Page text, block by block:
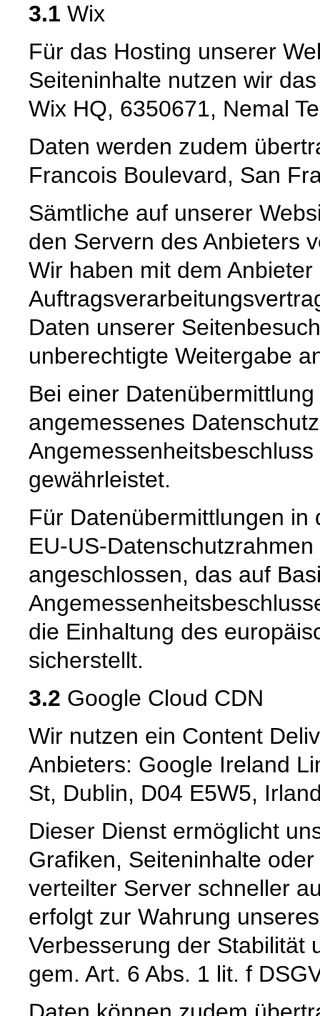
3.1 Wix
Für das Hosting unserer
Seiteninhalte nutzen wir
Wix HQ, 6350671, Nemal
Daten werden zudem
Francois Boulevard, San
Sämtliche auf unserer
den Servern des Anbieters
Wir haben mit dem Anbieter
Daten unserer
unberechtigte Weitergabe
Bei einer
angemessenes
gewährleistet.
Für Datenübermittlungen in
EU-US-
angeschlossen, das auf
die Einhaltung des
sicherstellt.
3.2 Google Cloud CDN
Wir nutzen ein Content
Anbieters: Google Ireland
St, Dublin, D04 E5W5,
Dieser Dienst ermöglicht
Grafiken, Seiteninhalte
verteilter Server schneller
erfolgt zur Wahrung
Verbesserung der Stabilität
gem. Art. 6 Abs. 1 lit. f